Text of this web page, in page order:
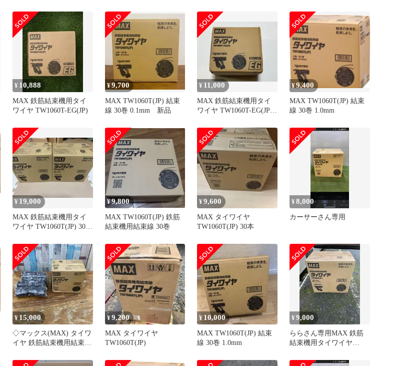
B2C/1450A
[ITE65KW69AH0] [エコ
ツール知立店][M02]
¥ 10,888
MAX 鉄筋結束機用タイ
ワイヤ TW1060T-EG(JP)
¥9,700
MAX TW1060T(JP) 結束
線 30巻 0.1mm 新品
¥ 11,000
MAX 鉄筋結束機用タイ
ワイヤ TW1060T-EG(JP)
¥9,400
MAX TW1060T(JP) 結束
線 30巻 1.0mm
¥ 19,000
MAX 鉄筋結束機用タイ
ワイヤ TW1060T(JP) 30巻
¥9,800
MAX TW1060T(JP) 鉄筋
結束機用結束線 30巻
¥9,600
MAX タイワイヤ
TW1060T(JP) 30本
¥8,000
カーサーさん専用
¥15,000
◇マックス(MAX) タイワ
イヤ 鉄筋結束機用結束線
タイア【柏店】
¥9,200
MAX タイワイヤ
TW1060T(JP)
¥ 10,000
MAX TW1060T(JP) 結束
線 30巻 1.0mm
¥9,000
ららさん専用MAX 鉄筋
結束機用タイワイヤ